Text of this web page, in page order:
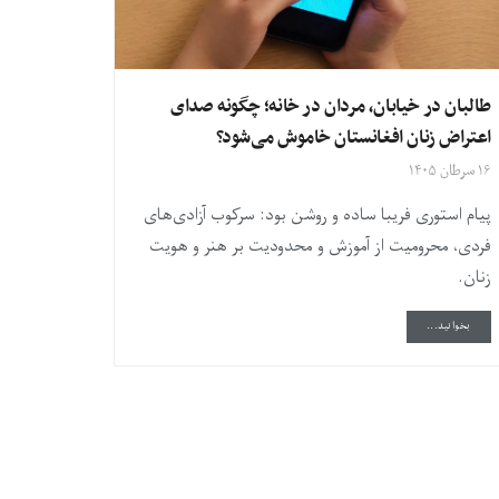
طالبان در خیابان، مردان در خانه؛ چگونه صدای
اعتراض زنان افغانستان خاموش می‌شود؟
۱۶ سرطان ۱۴۰۵
پیام استوری فریبا ساده و روشن بود: سرکوب آزادی‌های
فردی، محرومیت از آموزش و محدودیت بر هنر و هویت
زنان.
بخوانید...